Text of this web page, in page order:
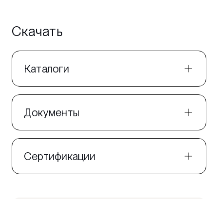
Скачать
Каталоги
Документы
Сертификации